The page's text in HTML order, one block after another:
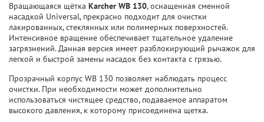
Вращающаяся щётка Karcher WB 130, оснащенная сменной
насадкой Universal, прекрасно подходит для очистки
лакированных, стеклянных или полимерных поверхностей.
Интенсивное вращение обеспечивает тщательное удаление
загрязнений. Данная версия имеет разблокирующий рычажок для
легкой и быстрой замены насадок без контакта с грязью.
Прозрачный корпус WB 130 позволяет наблюдать процесс
очистки. При необходимости может дополнительно
использоваться чистящее средство, подаваемое аппаратом
высокого давления, к которому присоединена щетка.